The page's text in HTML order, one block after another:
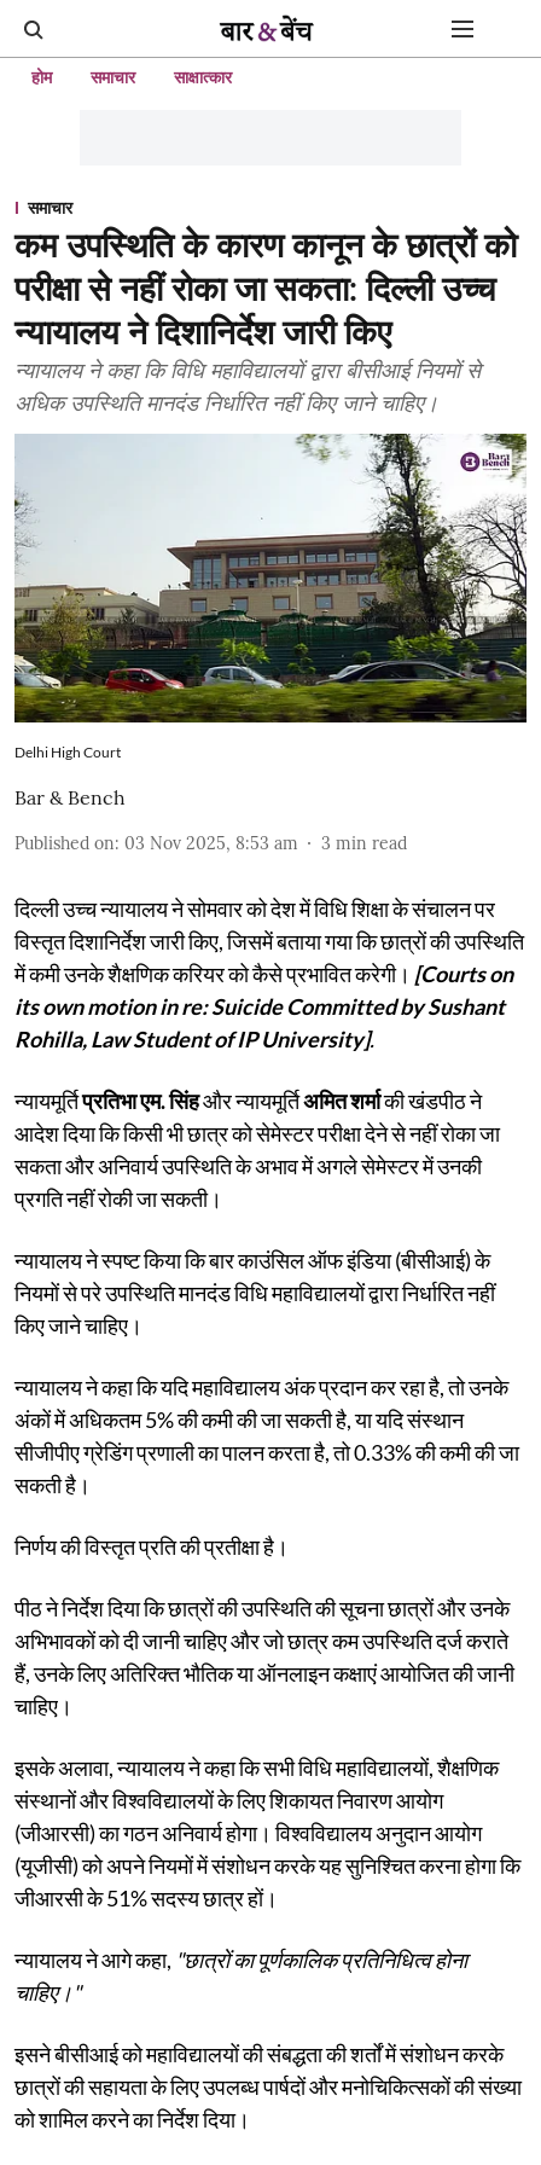
होम समाचार साक्षात्कार
समाचार
कम उपस्थिति के कारण कानून के छात्रों को
परीक्षा से नहीं रोका जा सकता: दिल्ली उच्च
न्यायालय ने दिशानिर्देश जारी किए
न्यायालय ने कहा कि विधि महाविद्यालयों द्वारा बीसीआई नियमों से
अधिक उपस्थिति मानदंड निर्धारित नहीं किए जाने चाहिए।
Delhi High Court
Bar & Bench
Published on: 03 Nov 2025, 8:53 am 3 min read
दिल्ली उच्च न्यायालय ने सोमवार को देश में विधि शिक्षा के संचालन पर
विस्तृत दिशानिर्देश जारी किए, जिसमें बताया गया कि छात्रों की उपस्थिति
में कमी उनके शैक्षणिक करियर को कैसे प्रभावित करेगी। [Courts on
its own motion in re: Suicide Committed by Sushant
Rohilla, Law Student of IP University].
न्यायमूर्तिप्रतिभा एम. सिंहऔर न्यायमूर्तिअमित शर्माकी खंडपीठ ने
आदेश दिया कि किसी भी छात्र को सेमेस्टर परीक्षा देने से नहीं रोका जा
सकता और अनिवार्य उपस्थिति के अभाव में अगले सेमेस्टर में उनकी
प्रगति नहीं रोकी जा सकती।
न्यायालय ने स्पष्ट किया कि बार काउंसिल ऑफ इंडिया (बीसीआई) के
नियमों से परे उपस्थिति मानदंड विधि महाविद्यालयों द्वारा निर्धारित नहीं
किए जाने चाहिए।
न्यायालय ने कहा कि यदि महाविद्यालय अंक प्रदान कर रहा है, तो उनके
अंकों में अधिकतम 5% की कमी की जा सकती है, या यदि संस्थान
सीजीपीए ग्रेडिंग प्रणाली का पालन करता है, तो 0.33% की कमी की जा
सकती है।
निर्णय की विस्तृत प्रति की प्रतीक्षा है।
पीठ ने निर्देश दिया कि छात्रों की उपस्थिति की सूचना छात्रों और उनके
अभिभावकों को दी जानी चाहिए और जो छात्र कम उपस्थिति दर्ज कराते
हैं, उनके लिए अतिरिक्त भौतिक या ऑनलाइन कक्षाएं आयोजित की जानी
चाहिए।
इसके अलावा, न्यायालय ने कहा कि सभी विधि महाविद्यालयों, शैक्षणिक
संस्थानों और विश्वविद्यालयों के लिए शिकायत निवारण आयोग
(जीआरसी) का गठन अनिवार्य होगा। विश्वविद्यालय अनुदान आयोग
(यूजीसी) को अपने नियमों में संशोधन करके यह सुनिश्चित करना होगा कि
जीआरसी के 51% सदस्य छात्र हों।
न्यायालय ने आगे कहा, "छात्रों का पूर्णकालिक प्रतिनिधित्व होना
चाहिए।"
इसने बीसीआई को महाविद्यालयों की संबद्धता की शर्तों में संशोधन करके
छात्रों की सहायता के लिए उपलब्ध पार्षदों और मनोचिकित्सकों की संख्या
को शामिल करने का निर्देश दिया।